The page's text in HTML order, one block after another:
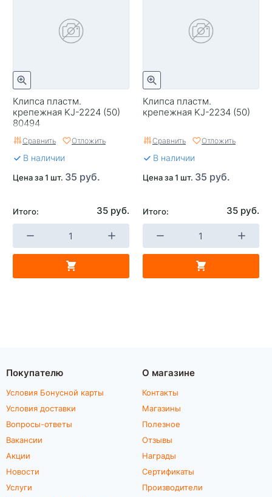
Клипса пластм.
крепежная KJ-2224 (50)
80494
Сравнить Отложить
В наличии
Цена за 1 шт. 35 руб.
Итого: 35 руб.
Клипса пластм.
крепежная KJ-2234 (50)
Сравнить Отложить
В наличии
Цена за 1 шт. 35 руб.
Итого: 35 руб.
Покупателю
Условия Бонусной карты
Условия доставки
Вопросы-ответы
Вакансии
Акции
Новости
Услуги
О магазине
Контакты
Магазины
Полезное
Отзывы
Награды
Сертификаты
Производители